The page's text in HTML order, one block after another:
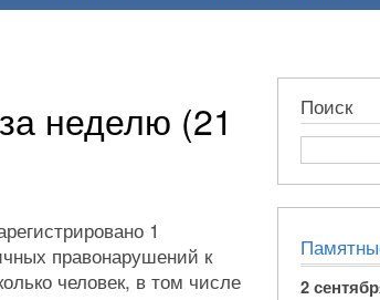
неделю (21
1
правонарушений к
человек, в том числе
Поиск
Поиск
2